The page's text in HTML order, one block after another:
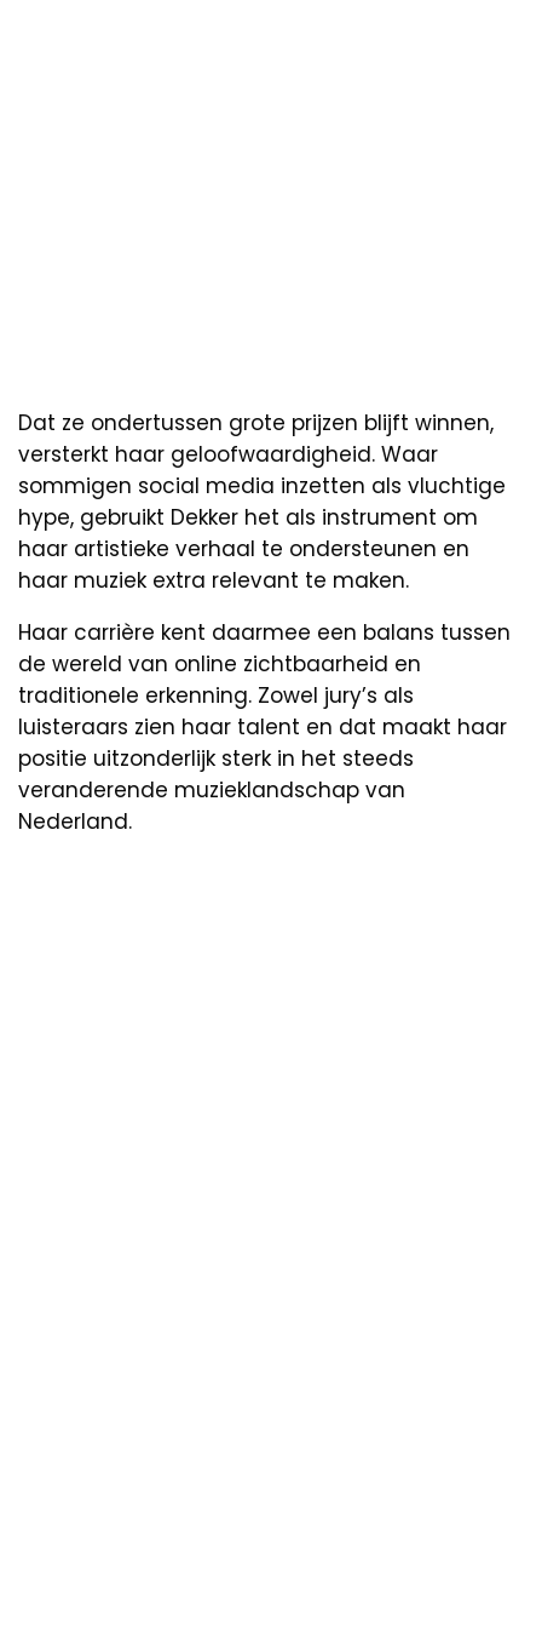
Dat ze ondertussen grote prijzen blijft winnen,
versterkt haar geloofwaardigheid. Waar
sommigen social media inzetten als vluchtige
hype, gebruikt Dekker het als instrument om
haar artistieke verhaal te ondersteunen en
haar muziek extra relevant te maken.
Haar carrière kent daarmee een balans tussen
de wereld van online zichtbaarheid en
traditionele erkenning. Zowel jury’s als
luisteraars zien haar talent en dat maakt haar
positie uitzonderlijk sterk in het steeds
veranderende muzieklandschap van
Nederland.